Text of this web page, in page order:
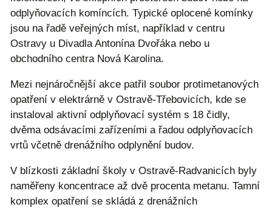
odplyňovacích komíncích. Typické oplocené komínky
jsou na řadě veřejných míst, například v centru
Ostravy u Divadla Antonína Dvořáka nebo u
obchodního centra Nová Karolina.
Mezi nejnáročnější akce patřil soubor protimetanových
opatření v elektrárně v Ostravě-Třebovicích, kde se
instaloval aktivní odplyňovací systém s 18 čidly,
dvěma odsávacími zařízeními a řadou odplyňovacích
vrtů včetně drenážního odplynění budov.
V blízkosti základní školy v Ostravě-Radvanicích byly
naměřeny koncentrace až dvě procenta metanu. Tamní
komplex opatření se skládá z drenážních